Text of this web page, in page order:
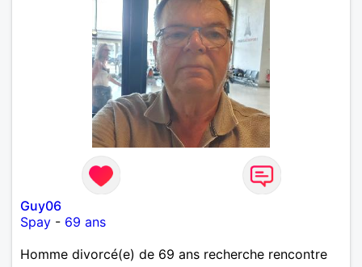
Guy06
Spay - 69 ans
Homme divorcé(e) de 69 ans recherche rencontre